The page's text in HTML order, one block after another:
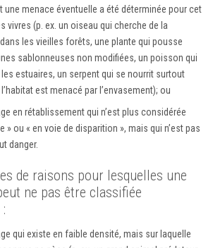
une menace éventuelle a été déterminée pour cet
vivres (p. ex. un oiseau qui cherche de la
les vieilles forêts, une plante qui pousse
sablonneuses non modifiées, un poisson qui
estuaires, un serpent qui se nourrit surtout
est menacé par l’envasement); ou
en rétablissement qui n’est plus considérée
» ou « en voie de disparition », mais qui n’est pas
danger.
de raisons pour lesquelles une
ne pas être classifiée
qui existe en faible densité, mais sur laquelle